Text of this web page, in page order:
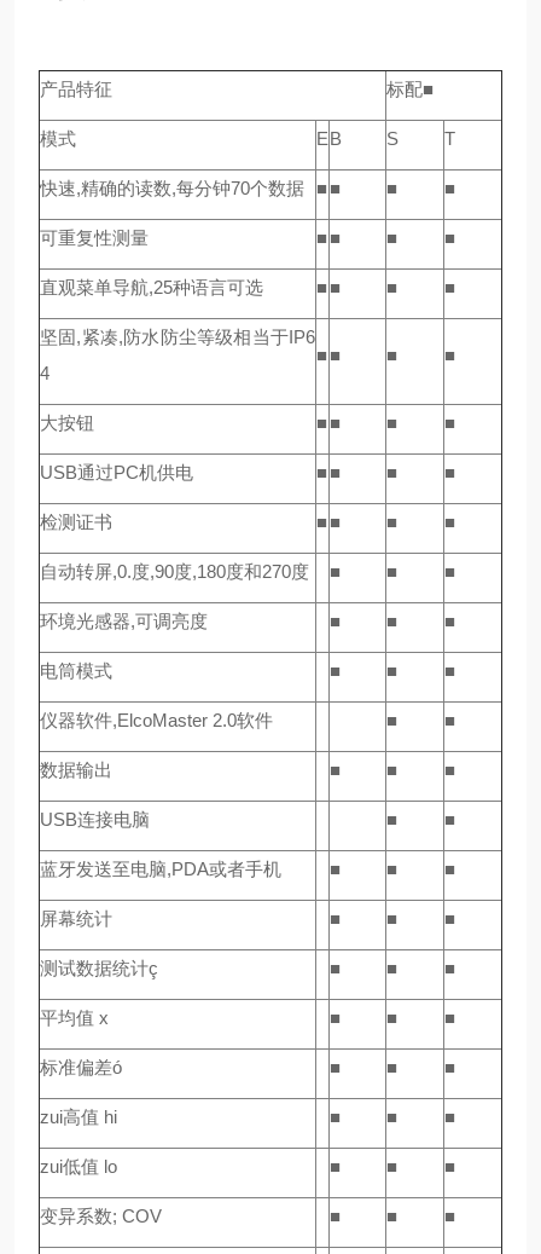
产品特征 标配■
模式 EB S T
快速,精确的读数,每分钟70个数据 ■■ ■ ■
可重复性测量 ■■ ■ ■
直观菜单导航,25种语言可选 ■■ ■ ■
坚固,紧凑,防水防尘等级相当于IP6
4
■■ ■ ■
大按钮 ■■ ■ ■
USB通过PC机供电 ■■ ■ ■
检测证书 ■■ ■ ■
自动转屏,0.度,90度,180度和270度 ■ ■ ■
环境光感器,可调亮度 ■ ■ ■
电筒模式 ■ ■ ■
仪器软件,ElcoMaster 2.0软件 ■ ■
数据输出 ■ ■ ■
USB连接电脑 ■ ■
蓝牙发送至电脑,PDA或者手机 ■ ■ ■
屏幕统计 ■ ■ ■
测试数据统计ç ■ ■ ■
平均值 x ■ ■ ■
标准偏差ó ■ ■ ■
zui高值 hi ■ ■ ■
zui低值 lo ■ ■ ■
变异系数; COV ■ ■ ■